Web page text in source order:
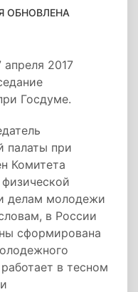
ОБНОВЛЕНА
2017
Госдуме.
палаты при
Комитета
делам молодежи
в России
сформирована
в тесном